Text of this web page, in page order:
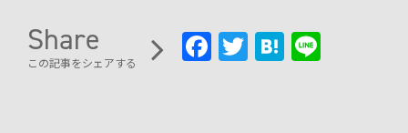
Share
この記事をシェアする FaT H Li